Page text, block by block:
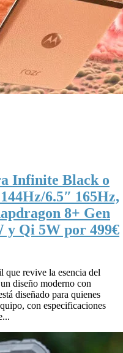
Infinite Black o
6.5″ 165Hz,
8+ Gen
y Qi 5W por 499€
revive la esencia del
diseño moderno con
diseñado para quienes
con especificaciones